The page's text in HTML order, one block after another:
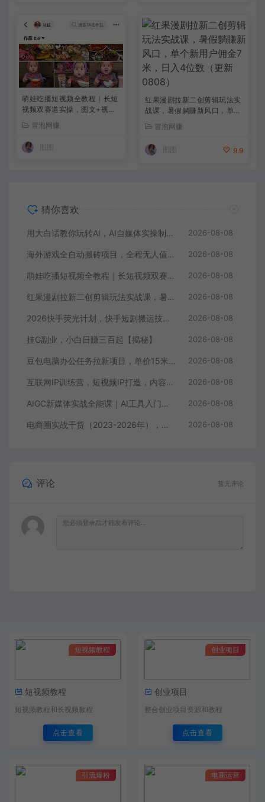
萌娃吃播短视频全教程｜长短
视频双赛道实操，图文+视频
划-收徒-商单等多种变现方式
冒泡网赚
图图
红果漫剧拉新二创剪辑玩法实
战课，暑假躺賺新风口，单个
新用户佣金7米，日入4位数
（更新0808）
冒泡网赚
9.9
猜你喜欢
用大白话教你玩转AI，AI自媒体实操制作变现，0基础也能上手，从内容到变现 2026-08-08
海外游戏全自动搬砖项目，全程无人值守自动运行，不用熬夜盯盘，轻松实现日入1k【揭秘】 2026-08-08
萌娃吃播短视频全教程｜长短视频双赛道实操，图文+视频零基础保姆式教学，伙伴计划-收徒-商单等多种变现方式 2026-08-08
红果漫剧拉新二创剪辑玩法实战课，暑假躺賺新风口，单个新用户佣金7米，日入4位数（更新0808） 2026-08-08
2026快手荧光计划，快手短剧搬运技术，条条过原创，新号和老号0粉都可以做，有播放量就能賺到钱 2026-08-08
挂G副业，小白日賺三百起【揭秘】 2026-08-08
豆包电脑办公任务拉新项目，单价15米，最近很多人爆单，收入好几W，转化率超高，达人闭眼冲！（更新0808） 2026-08-08
互联网IP训练营，短视频IP打造，内容创作运营 2026-08-08
AIGC新媒体实战全能课｜AI工具入门、短视频全流程制作、主流绘图软件实操、数字人商业视频落地教程 2026-08-08
电商圈实战干货（2023-2026年），覆盖淘系、拼多多、抖音、小红书等多平台，助力电商人避开坑、提效率、稳盈利（更新08月08日） 2026-08-08
评论 暂无评论
短视频教程
短视频教程
短视频教程和长视频教程
点击查看
创业项目
创业项目
整合创业项目资源和教程
点击查看
引流爆粉 电商运营